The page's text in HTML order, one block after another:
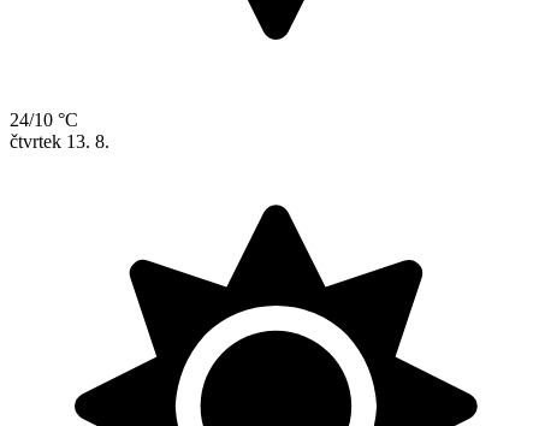
24/10 °C
čtvrtek 13. 8.